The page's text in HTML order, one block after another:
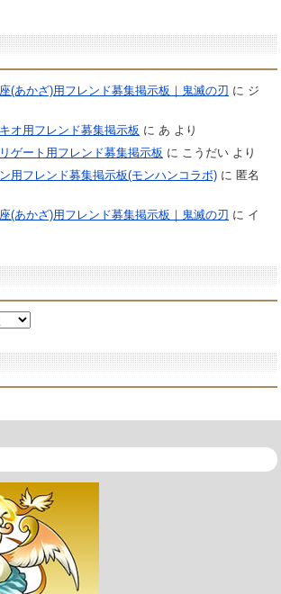
(あかざ)用フレンド募集掲示板｜鬼滅の刃 に ジ
オ用フレンド募集掲示板 に あ より
ゲート用フレンド募集掲示板 に こうだいより
用フレンド募集掲示板(モンハンコラボ)に 匿名
(あかざ)用フレンド募集掲示板｜鬼滅の刃 に イ